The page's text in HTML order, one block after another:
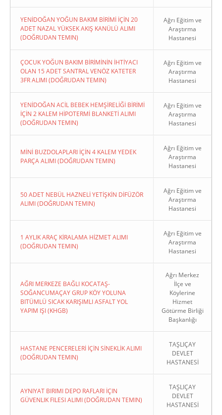
YENİDOĞAN YOĞUN BAKIM BİRİMİ İÇİN 20
ADET NAZAL YÜKSEK AKIŞ KANÜLÜ ALIMI
(DOĞRUDAN TEMIN)
Ağrı Eğitim ve
Araştırma
Hastanesi
ÇOCUK YOĞUN BAKIM BİRİMİNİN İHTİYACI
OLAN 15 ADET SANTRAL VENÖZ KATETER
3FR ALIMI (DOĞRUDAN TEMIN)
Ağrı Eğitim ve
Araştırma
Hastanesi
YENİDOĞAN ACİL BEBEK HEMŞİRELİĞİ BİRİMİ
İÇİN 2 KALEM HİPOTERMİ BLANKETİ ALIMI
(DOĞRUDAN TEMIN)
Ağrı Eğitim ve
Araştırma
Hastanesi
MİNİ BUZDOLAPLARI İÇİN 4 KALEM YEDEK
PARÇA ALIMI (DOĞRUDAN TEMIN)
Ağrı Eğitim ve
Araştırma
Hastanesi
50 ADET NEBÜL HAZNELİ YETİŞKİN DİFÜZÖR
ALIMI (DOĞRUDAN TEMIN)
Ağrı Eğitim ve
Araştırma
Hastanesi
1 AYLIK ARAÇ KİRALAMA HİZMET ALIMI
(DOĞRUDAN TEMIN)
Ağrı Eğitim ve
Araştırma
Hastanesi
AĞRI MERKEZE BAĞLI KOCATAŞ-
SOĞANCUMAÇAY GRUP KÖY YOLUNA
BITÜMLÜ SICAK KARIŞIMLI ASFALT YOL
YAPIM IŞI (KHGB)
Ağrı Merkez
İlçe ve
Köylerine
Hizmet
Götürme Birliği
Başkanlığı
HASTANE PENCERELERİ İÇİN SİNEKLİK ALIMI
(DOĞRUDAN TEMIN)
TAŞLIÇAY
DEVLET
HASTANESİ
AYNIYAT BIRIMI DEPO RAFLARI İÇIN
GÜVENLIK FILESI ALIMI (DOĞRUDAN TEMIN)
TAŞLIÇAY
DEVLET
HASTANESİ